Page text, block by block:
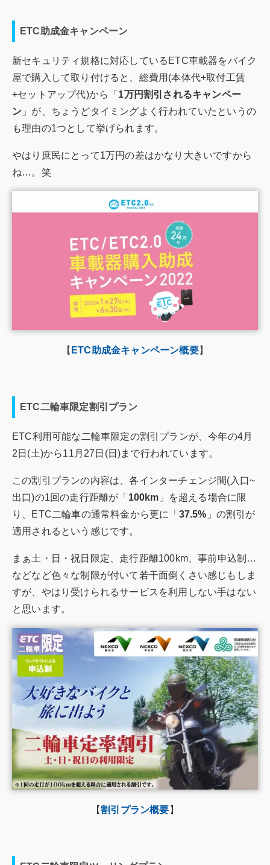
ETC助成金キャンペーン
新セキュリティ規格に対応しているETC車載器をバイク
屋で購入して取り付けると、総費用(本体代+取付工賃
+セットアップ代)から「 1万円割引されるキャンペー
ン 」が、ちょうどタイミングよく行われていたというの
も理由の1つとして挙げられます。
やはり庶民にとって1万円の差はかなり大きいですから
ね…。笑
【 ETC助成金キャンペーン概要】
ETC二輪車限定割引プラン
ETC利用可能な二輪車限定の割引プランが、今年の4月
2日(土)から11月27日(日)まで行われています。
この割引プランの内容は、各インターチェンジ間(入口~
出口)の1回の走行距離が「 100km 」を超える場合に限
り、ETC二輪車の通常料金から更に「 37.5% 」の割引が
適用されるという感じです。
まぁ土・日・祝日限定、走行距離100km、事前申込制…
などなど色々な制限が付いて若干面倒くさい感じもしま
すが、やはり受けられるサービスを利用しない手はない
と思います。
【割引プラン概要 】